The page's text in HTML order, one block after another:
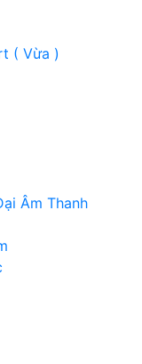
( Vừa )
Âm Thanh